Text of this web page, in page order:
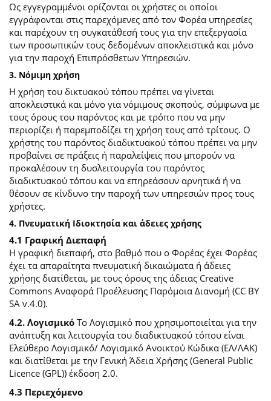
Ως εγγεγραμμένοι ορίζονται οι χρήστες οι οποίοι
εγγράφονται στις παρεχόμενες από τον Φορέα υπηρεσίες
και παρέχουν τη συγκατάθεσή τους για την επεξεργασία
των προσωπικών τους δεδομένων αποκλειστικά και μόνο
για την παροχή Επιπρόσθετων Υπηρεσιών.
3. Νόμιμη χρήση
Η χρήση του δικτυακού τόπου πρέπει να γίνεται
αποκλειστικά και μόνο για νόμιμους σκοπούς, σύμφωνα με
τους όρους του παρόντος και με τρόπο που να μην
περιορίζει ή παρεμποδίζει τη χρήση τους από τρίτους. Ο
χρήστης του παρόντος διαδικτυακού τόπου πρέπει να μην
προβαίνει σε πράξεις ή παραλείψεις που μπορούν να
προκαλέσουν τη δυσλειτουργία του παρόντος
διαδικτυακού τόπου και να επηρεάσουν αρνητικά ή να
θέσουν σε κίνδυνο την παροχή των υπηρεσιών προς τους
χρήστες.
4. Πνευματική Ιδιοκτησία και άδειες χρήσης
4.1 Γραφική Διεπαφή
Η γραφική διεπαφή, στο βαθμό που ο Φορέας έχει Φορέας
έχει τα απαραίτητα πνευματική δικαιώματα ή άδειες
χρήσης διατίθεται, με τους όρους της άδειας Creative
Commons Αναφορά Προέλευσης Παρόμοια Διανομή (CC BY
SA v.4.0).
4.2. ΛογισμικόΤο Λογισμικό που χρησιμοποιείται για την
ανάπτυξη και λειτουργία του διαδικτυακού τόπου είναι
Ελεύθερο Λογισμικό/ Λογισμικό Ανοικτού Κώδικα (ΕΛ/ΛΑΚ)
και διατίθεται με την Γενική Άδεια Χρήσης (General Public
Licence (GPL)) έκδοση 2.0.
4.3 Περιεχόμενο